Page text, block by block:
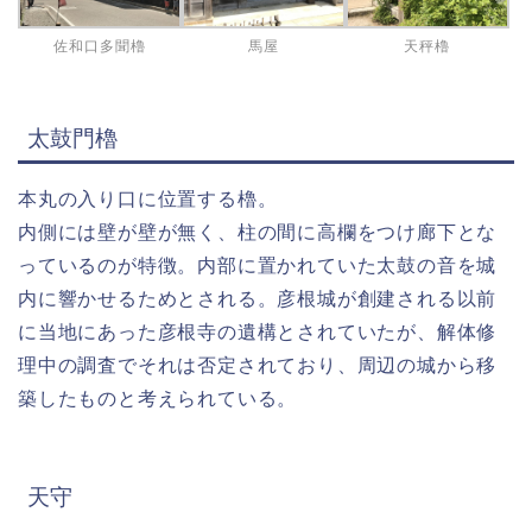
佐和口多聞櫓 馬屋 天秤櫓
太鼓門櫓
本丸の入り口に位置する櫓。
内側には壁が壁が無く、柱の間に高欄をつけ廊下とな
っているのが特徴。内部に置かれていた太鼓の音を城
内に響かせるためとされる。彦根城が創建される以前
に当地にあった彦根寺の遺構とされていたが、解体修
理中の調査でそれは否定されており、周辺の城から移
築したものと考えられている。
天守